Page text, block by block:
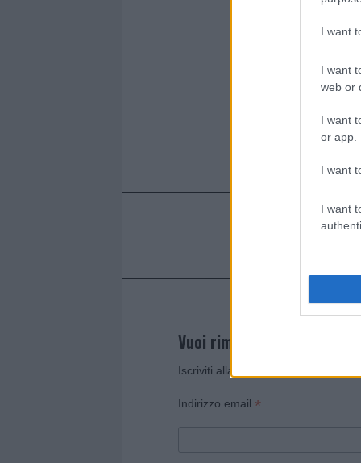
I want
I want
web or
I want
or app.
I want
I want
Vuoi rimanere sempre
Iscriviti alla newsletter di Gallura
Indirizzo email *